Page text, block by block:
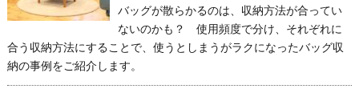
バッグが散らかるのは、収納方法が合ってい
ないのかも？ 使用頻度で分け、それぞれに
合う収納方法にすることで、使うとしまうがラクになったバッグ収
納の事例をご紹介します。